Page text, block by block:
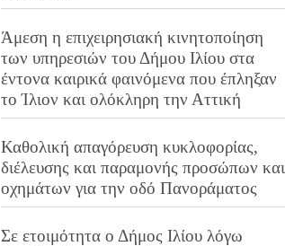
Άμεση η επιχειρησιακή κινητοποίηση
των υπηρεσιών του Δήμου Ιλίου στα
έντονα καιρικά φαινόμενα που έπληξαν
το Ίλιον και ολόκληρη την Αττική
Καθολική απαγόρευση κυκλοφορίας,
διέλευσης και παραμονής προσώπων και
οχημάτων για την οδό Πανοράματος
Σε ετοιμότητα ο Δήμος Ιλίου λόγω